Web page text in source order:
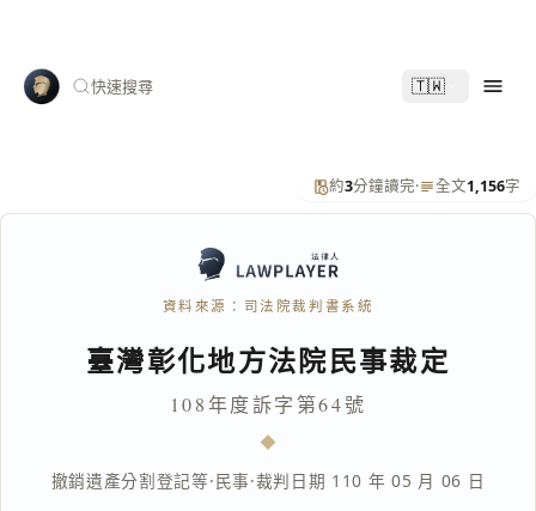
快速搜尋 🇹🇼
約3分鐘讀完· 全文1,156字
資料來源：司法院裁判書系統
臺灣彰化地方法院民事裁定
108年度訴字第64號
撤銷遺產分割登記等·民事·裁判日期 110 年 05 月 06 日